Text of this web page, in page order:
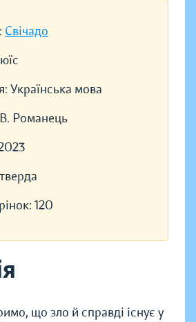
Свічадо
Українська мова
В. Романець
тверда
120
що зло й справді існує у